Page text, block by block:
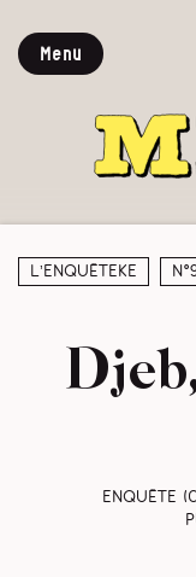
Menu
L’enquêteke
Enquête